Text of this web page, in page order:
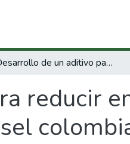
Desarrollo de un aditivo para reducir emisiones contaminantes en la combustión de diesel colombiano.
reducir